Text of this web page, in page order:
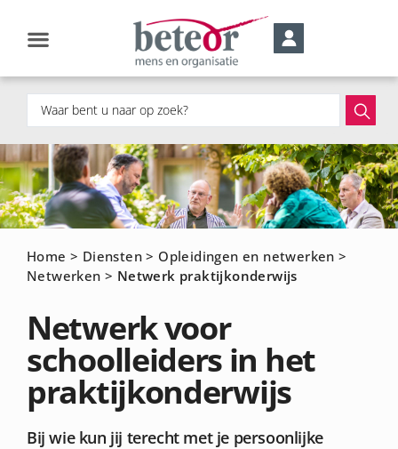
Home > Diensten > Opleidingen en netwerken >
Netwerken > Netwerk praktijkonderwijs
Netwerk voor
schoolleiders in het
praktijkonderwijs
Bij wie kun jij terecht met je persoonlijke